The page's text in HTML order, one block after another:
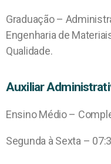
Graduação –
Engenharia de
Qualidade.
Auxiliar
Ensino Médio –
Segunda à Sexta –